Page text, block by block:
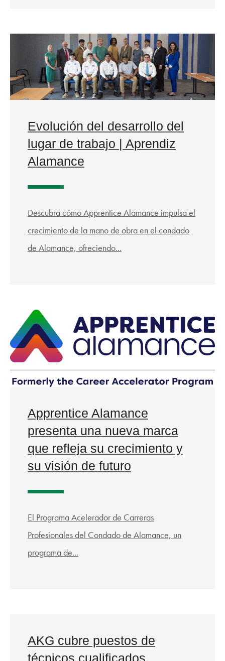
Evolución del desarrollo del
lugar de trabajo | Aprendiz
Alamance
Descubra cómo Apprentice Alamance impulsa el
crecimiento de la mano de obra en el condado
de Alamance, ofreciendo...
Apprentice Alamance
presenta una nueva marca
que refleja su crecimiento y
su visión de futuro
El Programa Acelerador de Carreras
Profesionales del Condado de Alamance, un
programa de...
AKG cubre puestos de
técnicos cualificados